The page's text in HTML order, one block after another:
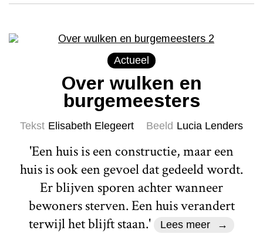
Actueel
Over wulken en
burgemeesters
Tekst Elisabeth Elegeert Beeld Lucia Lenders
'Een huis is een constructie, maar een
huis is ook een gevoel dat gedeeld wordt.
Er blijven sporen achter wanneer
bewoners sterven. Een huis verandert
terwijl het blijft staan.'
Lees meer